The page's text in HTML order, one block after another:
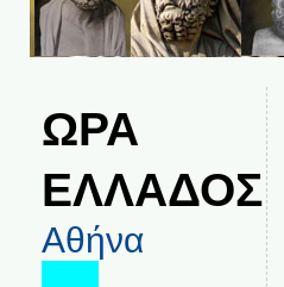
ΩΡΑ
ΕΛΛΑΔΟΣ
Αθήνα